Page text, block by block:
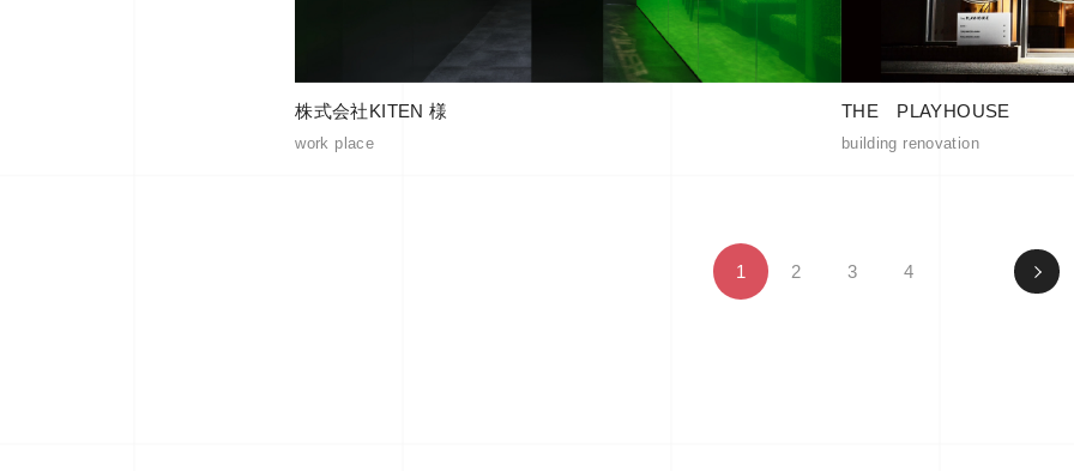
株式会社KITEN 様
work place
THE PLAYHOUSE
building renovation
1 2 3 4